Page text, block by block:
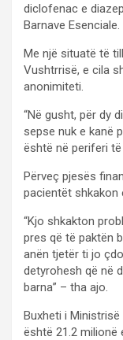
diclofenac e
Barnave Esenciale.
Me një situatë të
Vushtrrisë, e cila
anonimiteti.
“Në gusht, për dy
sepse nuk e kanë
është në periferi
Përveç pjesës
pacientët shkakon
“Kjo shkakton
pres që të paktën
anën tjetër ti jo
detyrohesh që në
barna” – tha ajo.
Buxheti i
është 21.2 milionë